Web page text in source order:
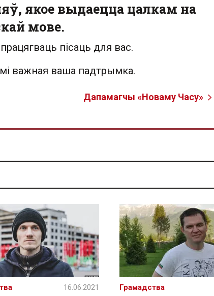
якое выдаецца цалкам на
мове.
пісаць для вас.
важная ваша падтрымка.
Дапамагчы «Новаму Часу»
16.06.2021 Грамадства